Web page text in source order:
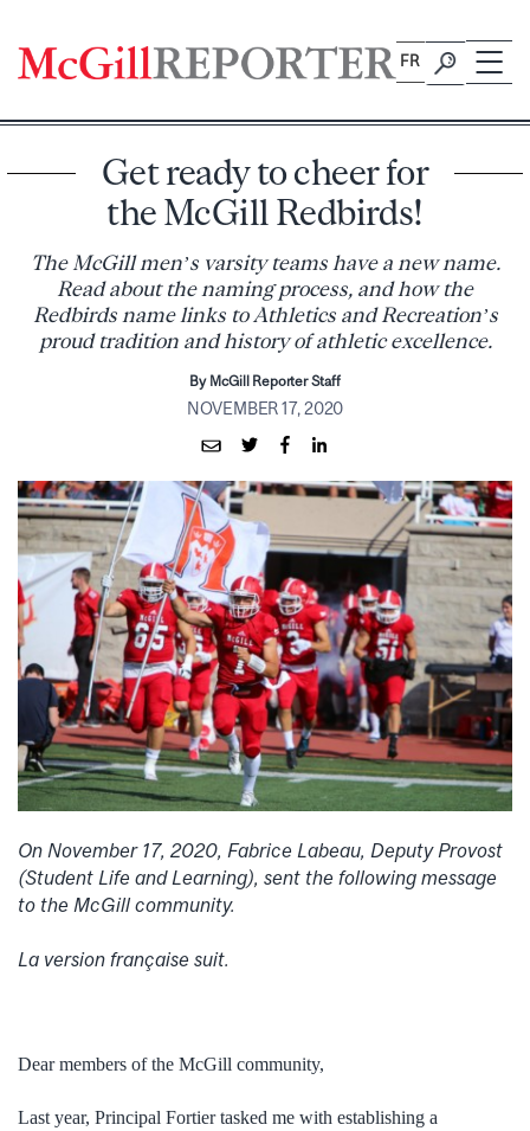
content
FR
Get ready to cheer for
the McGill Redbirds!
The McGill men’s varsity teams have a new name.
Read about the naming process, and how the
Redbirds name links to Athletics and Recreation’s
proud tradition and history of athletic excellence.
By McGill Reporter Staff
NOVEMBER 17, 2020
On November 17, 2020, Fabrice Labeau, Deputy Provost
(Student Life and Learning), sent the following message
to the McGill community.
La version française suit.
Dear members of the McGill community,
Last year, Principal Fortier tasked me with establishing a